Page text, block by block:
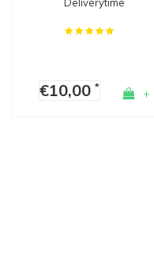
Splitters
Deliverytime
€10,00* +